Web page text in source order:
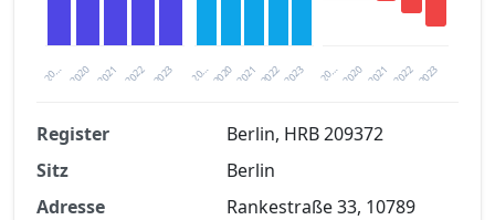
20… 2021 2023
2020 2022 20… 2021 2023
2020 2022 20… 2021 2023
2020 2022
Finanzkennzahlen nach kostenloser
Registrierung verfügbar
Register
Berlin, HRB 209372
Sitz
Berlin
Adresse
Rankestraße 33, 10789